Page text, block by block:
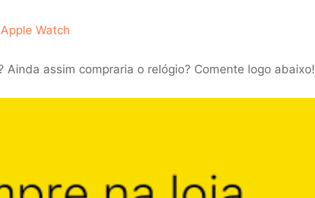
Watch
Ainda assim compraria o relógio? Comente logo abaixo!